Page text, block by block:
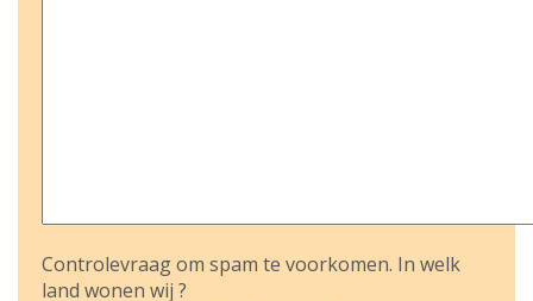
Controlevraag om spam te voorkomen. In welk
land wonen wij ?